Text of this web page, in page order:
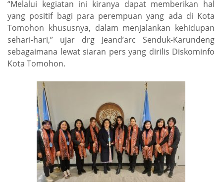
“Melalui kegiatan ini kiranya dapat memberikan hal
yang positif bagi para perempuan yang ada di Kota
Tomohon khususnya, dalam menjalankan kehidupan
sehari-hari,” ujar drg Jeand’arc Senduk-Karundeng
sebagaimana lewat siaran pers yang dirilis Diskominfo
Kota Tomohon.